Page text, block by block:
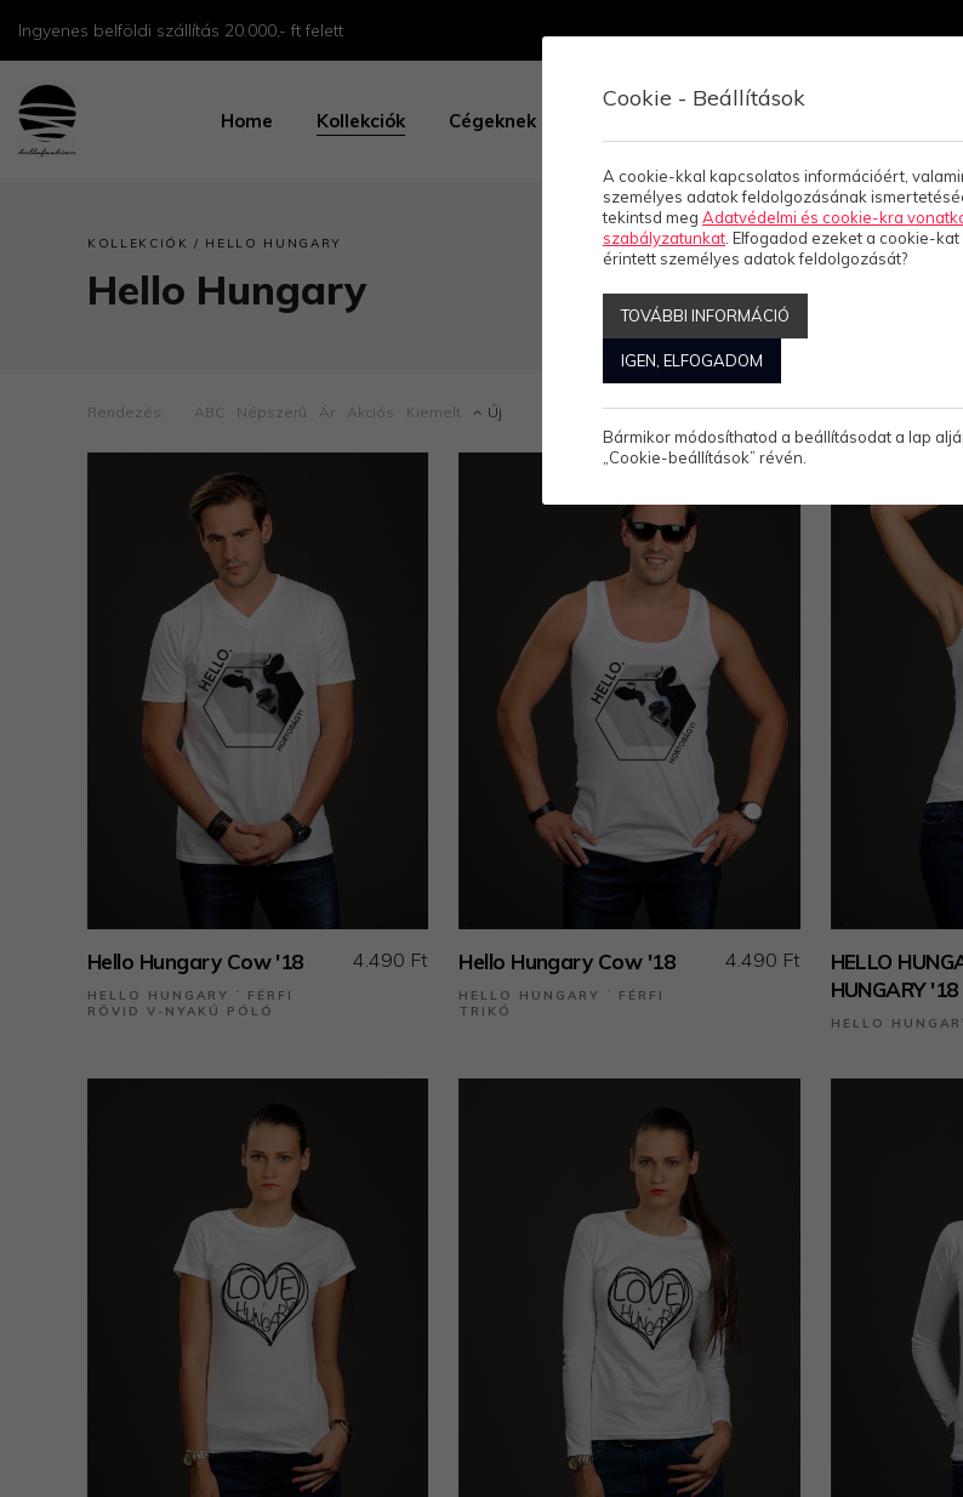
Ingyenes belföldi szállítás 20.000,- ft felett
Home Kollekciók Cégeknek
KOLLEKCIÓK / HELLO HUNGARY
Hello Hungary
Rendezés: ABC Népszerű Ár Akciós Kiemelt Új Megjelenítve: 1-24 Összesen: 56 Termék
Hello Hungary Cow '18
HELLO HUNGARY ˙ FÉRFI
RÖVID V-NYAKÚ PÓLÓ
4.490 Ft Hello Hungary Cow '18
HELLO HUNGARY ˙ FÉRFI
TRIKÓ
4.490 Ft
HELLO
HUNGARY '18
HELLO
Cookie - Beállítások
A cookie-kkal kapcsolatos információért,
személyes adatok feldolgozásának
tekintsd meg Adatvédelmi és cookie-kra
szabályzatunkat . Elfogadod ezeket a cookie-
érintett személyes adatok feldolgozását?
TOVÁBBI INFORMÁCIÓ
IGEN, ELFOGADOM
Bármikor módosíthatod a beállításodat a lap
„Cookie-beállítások” révén.